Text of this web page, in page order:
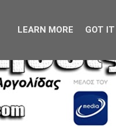
LEARN MORE GOT IT